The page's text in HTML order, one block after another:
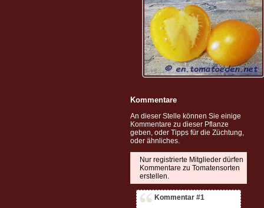
Kommentare
An dieser Stelle können Sie einige
Kommentare zu dieser Pflanze
geben, oder Tipps für die Züchtung,
oder ähnliches.
Nur registrierte Mitglieder dürfen
Kommentare zu Tomatensorten
erstellen.
Kommentar #1